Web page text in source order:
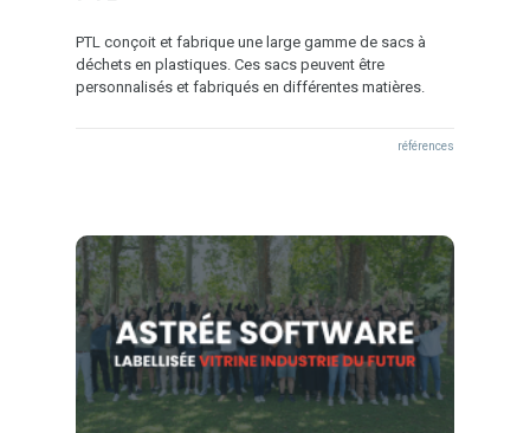
PTL conçoit et fabrique une large gamme de sacs à
déchets en plastiques. Ces sacs peuvent être
personnalisés et fabriqués en différentes matières.
références